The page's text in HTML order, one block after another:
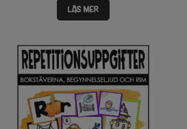
LÄS MER